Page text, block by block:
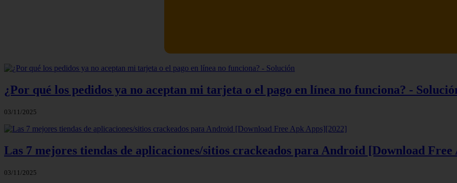
¿Por qué los pedidos ya no aceptan mi tarjeta o el pago en línea no funciona? -
03/11/2025
Las 7 mejores tiendas de aplicaciones/sitios crackeados para Android [Download
03/11/2025